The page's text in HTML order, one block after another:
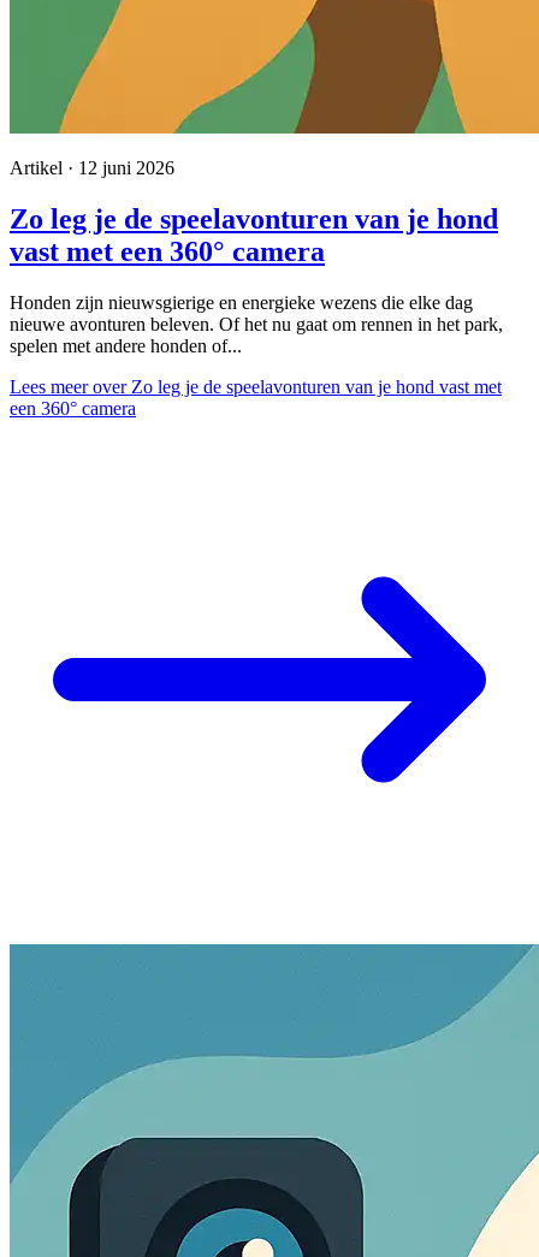
Artikel · 12 juni 2026
Zo leg je de speelavonturen van je hond
vast met een 360° camera
Honden zijn nieuwsgierige en energieke wezens die elke dag
nieuwe avonturen beleven. Of het nu gaat om rennen in het park,
spelen met andere honden of...
Lees meerover Zo leg je de speelavonturen van je hond vast met
een 360° camera